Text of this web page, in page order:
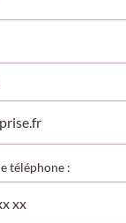
téléphone :